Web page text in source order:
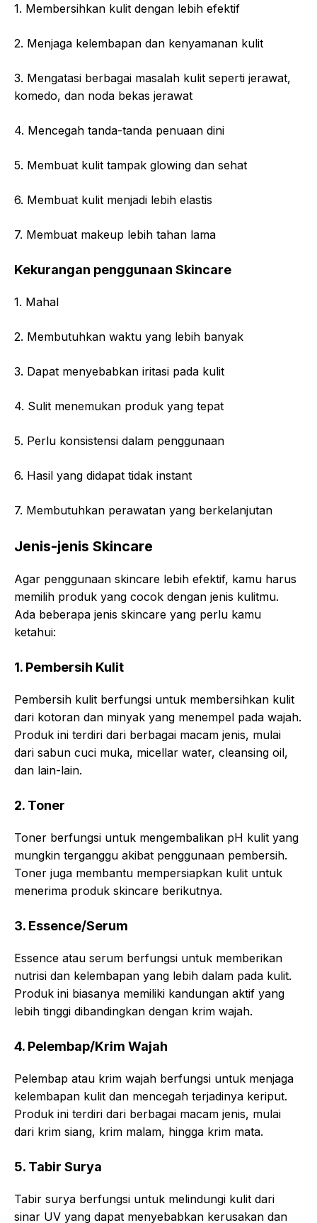
1. Membersihkan kulit dengan lebih efektif
2. Menjaga kelembapan dan kenyamanan kulit
3. Mengatasi berbagai masalah kulit seperti jerawat,
komedo, dan noda bekas jerawat
4. Mencegah tanda-tanda penuaan dini
5. Membuat kulit tampak glowing dan sehat
6. Membuat kulit menjadi lebih elastis
7. Membuat makeup lebih tahan lama
Kekurangan penggunaan Skincare
1. Mahal
2. Membutuhkan waktu yang lebih banyak
3. Dapat menyebabkan iritasi pada kulit
4. Sulit menemukan produk yang tepat
5. Perlu konsistensi dalam penggunaan
6. Hasil yang didapat tidak instant
7. Membutuhkan perawatan yang berkelanjutan
Jenis-jenis Skincare
Agar penggunaan skincare lebih efektif, kamu harus
memilih produk yang cocok dengan jenis kulitmu.
Ada beberapa jenis skincare yang perlu kamu
ketahui:
1. Pembersih Kulit
Pembersih kulit berfungsi untuk membersihkan kulit
dari kotoran dan minyak yang menempel pada wajah.
Produk ini terdiri dari berbagai macam jenis, mulai
dari sabun cuci muka, micellar water, cleansing oil,
dan lain-lain.
2. Toner
Toner berfungsi untuk mengembalikan pH kulit yang
mungkin terganggu akibat penggunaan pembersih.
Toner juga membantu mempersiapkan kulit untuk
menerima produk skincare berikutnya.
3. Essence/Serum
Essence atau serum berfungsi untuk memberikan
nutrisi dan kelembapan yang lebih dalam pada kulit.
Produk ini biasanya memiliki kandungan aktif yang
lebih tinggi dibandingkan dengan krim wajah.
4. Pelembap/Krim Wajah
Pelembap atau krim wajah berfungsi untuk menjaga
kelembapan kulit dan mencegah terjadinya keriput.
Produk ini terdiri dari berbagai macam jenis, mulai
dari krim siang, krim malam, hingga krim mata.
5. Tabir Surya
Tabir surya berfungsi untuk melindungi kulit dari
sinar UV yang dapat menyebabkan kerusakan dan